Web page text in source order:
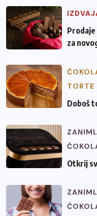
Prodaje
za
TORTE
Doboš
Otkrij